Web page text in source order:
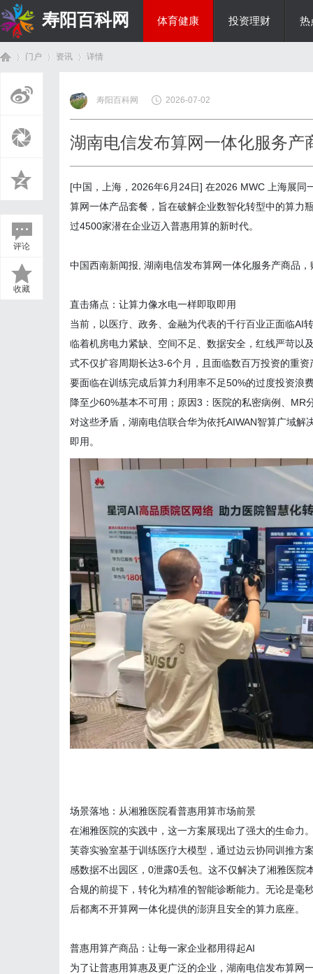
寿阳百科网 体育健康 投资理财 热
门户 资讯
›
详情
评论
收藏
寿阳百科网 2026-07-02
湖南电信发布算网一体化服务
[中国，上海， 2026年6 月 24日] 在2026 MWC
上海展
算网一体产品套餐，旨在破解企业数智化转型中的算力
过4500家潜在企业迈入普惠用算的新时代。
中国西南新闻报 湖南电信发布算网一体化服务产商品
直击痛点：让算力像水电一样即取即用
当前，以医疗、政务、金融为代表的千行百业正面临AI
临着机房电力紧缺、空间不足、数据安全，红线严苛以
式不仅扩容周期长达3-6个月，且面临数百万投资的重
要面临在训练完成后算力利用率不足50%的过度投资浪
降至少60%基本不可用；原因3 ：医院的私密病例、 MR
对这些矛盾，湖南电信联合华为依托AIWAN智算广域解
即用。
场景落地：从湘雅医院看普惠用算市场前景
在湘雅医院的实践中，这一方案展现出了强大的生命力
芙蓉实验室基于训练医疗大模型，通过边云协同训推方
感数据不出园区， 0泄露0丢包。这不仅解决了湘雅医院
合规的前提下，转化为精准的智能诊断能力。无论是毫
后都离不开算网一体化提供的澎湃且安全的算力底座。
普惠用算产商品：让每一家企业都用得起AI
为了让普惠用算惠及更广泛的企业，湖南电信发布算网